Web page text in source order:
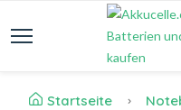
Startseite